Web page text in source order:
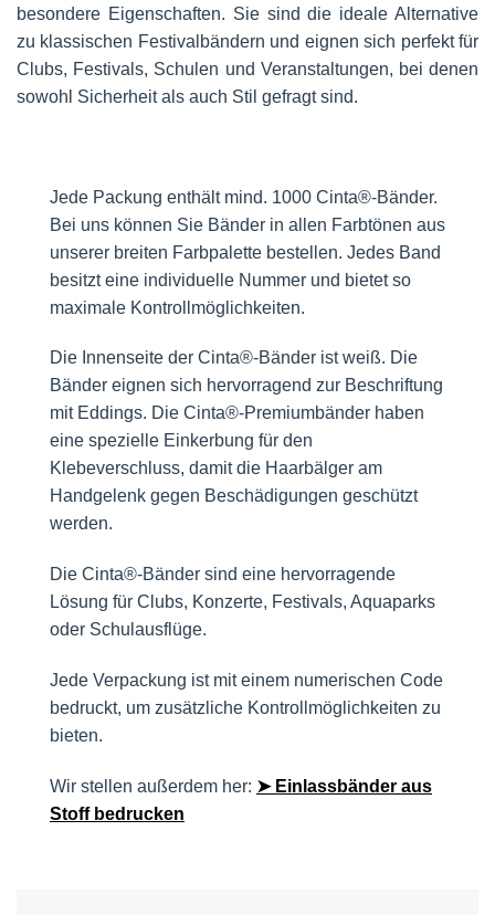
besondere Eigenschaften. Sie sind die ideale Alternative
zu klassischen Festivalbändern und eignen sich perfekt für
Clubs, Festivals, Schulen und Veranstaltungen, bei denen
sowohl Sicherheit als auch Stil gefragt sind.
Jede Packung enthält mind. 1000 Cinta®-Bänder.
Bei uns können Sie Bänder in allen Farbtönen aus
unserer breiten Farbpalette bestellen. Jedes Band
besitzt eine individuelle Nummer und bietet so
maximale Kontrollmöglichkeiten.
Die Innenseite der Cinta®-Bänder ist weiß. Die
Bänder eignen sich hervorragend zur Beschriftung
mit Eddings. Die Cinta®-Premiumbänder haben
eine spezielle Einkerbung für den
Klebeverschluss, damit die Haarbälger am
Handgelenk gegen Beschädigungen geschützt
werden.
Die Cinta®-Bänder sind eine hervorragende
Lösung für Clubs, Konzerte, Festivals, Aquaparks
oder Schulausflüge.
Jede Verpackung ist mit einem numerischen Code
bedruckt, um zusätzliche Kontrollmöglichkeiten zu
bieten.
Wir stellen außerdem her: ➤ Einlassbänder aus
Stoff bedrucken